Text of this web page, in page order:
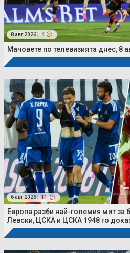
8 авг 2026 | 4
Мачовете по телевизията днес, 8
6 авг 2026 | 11
Европа разби най-големия мит за
Левски, ЦСКА и ЦСКА 1948 го